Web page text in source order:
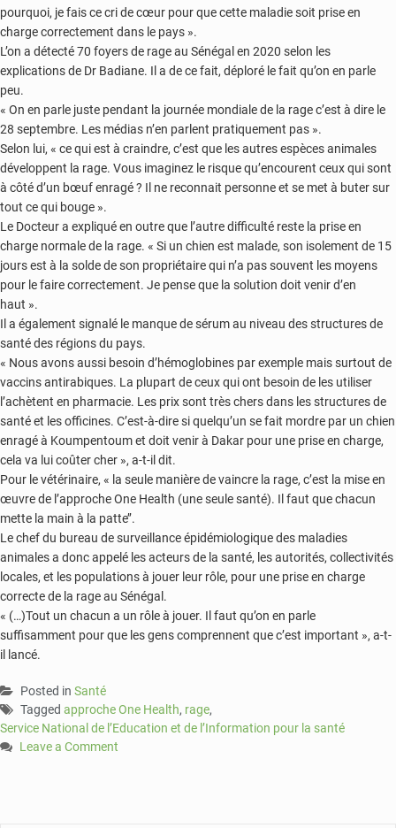
pourquoi, je fais ce cri de cœur pour que cette maladie soit prise en
charge correctement dans le pays ».
L’on a détecté 70 foyers de rage au Sénégal en 2020 selon les
explications de Dr Badiane. Il a de ce fait, déploré le fait qu’on en parle
peu.
« On en parle juste pendant la journée mondiale de la rage c’est à dire le
28 septembre. Les médias n’en parlent pratiquement pas ».
Selon lui, « ce qui est à craindre, c’est que les autres espèces animales
développent la rage. Vous imaginez le risque qu’encourent ceux qui sont
à côté d’un bœuf enragé ? Il ne reconnait personne et se met à buter sur
tout ce qui bouge ».
Le Docteur a expliqué en outre que l’autre difficulté reste la prise en
charge normale de la rage. « Si un chien est malade, son isolement de 15
jours est à la solde de son propriétaire qui n’a pas souvent les moyens
pour le faire correctement. Je pense que la solution doit venir d’en
haut ».
Il a également signalé le manque de sérum au niveau des structures de
santé des régions du pays.
« Nous avons aussi besoin d’hémoglobines par exemple mais surtout de
vaccins antirabiques. La plupart de ceux qui ont besoin de les utiliser
l’achètent en pharmacie. Les prix sont très chers dans les structures de
santé et les officines. C’est-à-dire si quelqu’un se fait mordre par un chien
enragé à Koumpentoum et doit venir à Dakar pour une prise en charge,
cela va lui coûter cher », a-t-il dit.
Pour le vétérinaire, « la seule manière de vaincre la rage, c’est la mise en
œuvre de l’approche One Health (une seule santé). Il faut que chacun
mette la main à la patte’’.
Le chef du bureau de surveillance épidémiologique des maladies
animales a donc appelé les acteurs de la santé, les autorités, collectivités
locales, et les populations à jouer leur rôle, pour une prise en charge
correcte de la rage au Sénégal.
« (…)Tout un chacun a un rôle à jouer. Il faut qu’on en parle
suffisamment pour que les gens comprennent que c’est important », a-t-
il lancé.
Posted in Santé
Tagged approche One Health, rage,
Service National de l’Education et de l’Information pour la santé
Leave a Comment